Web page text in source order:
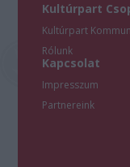
Kultúrpart
Kultúrpart
Rólunk
Kapcsolat
Impresszum
Partnereink